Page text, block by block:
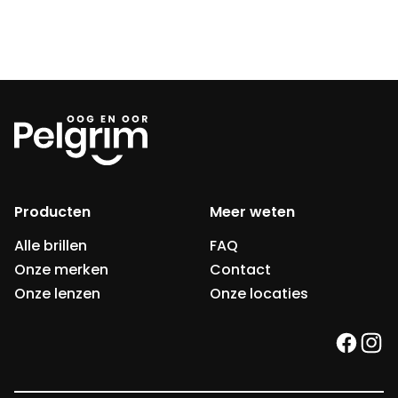
Producten
Alle brillen
Onze merken
Onze lenzen
Meer weten
FAQ
Contact
Onze locaties